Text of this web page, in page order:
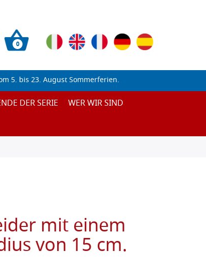
0
5. bis 23. August Sommerferien.
DER SERIE
WER WIR SIND
mit einem
von 15 cm.